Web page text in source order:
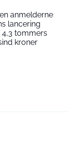
anmelderne
lancering
4,3 tommers
kroner